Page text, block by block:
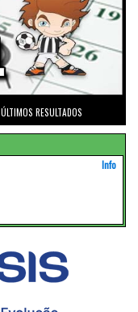
ÚLTIMOS RESULTADOS
Info